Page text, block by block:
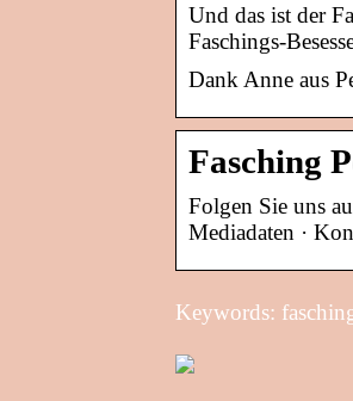
Und das ist der
Faschings-
Dank Anne aus
Fasching
Folgen Sie uns
Mediadaten ·
Keywords: